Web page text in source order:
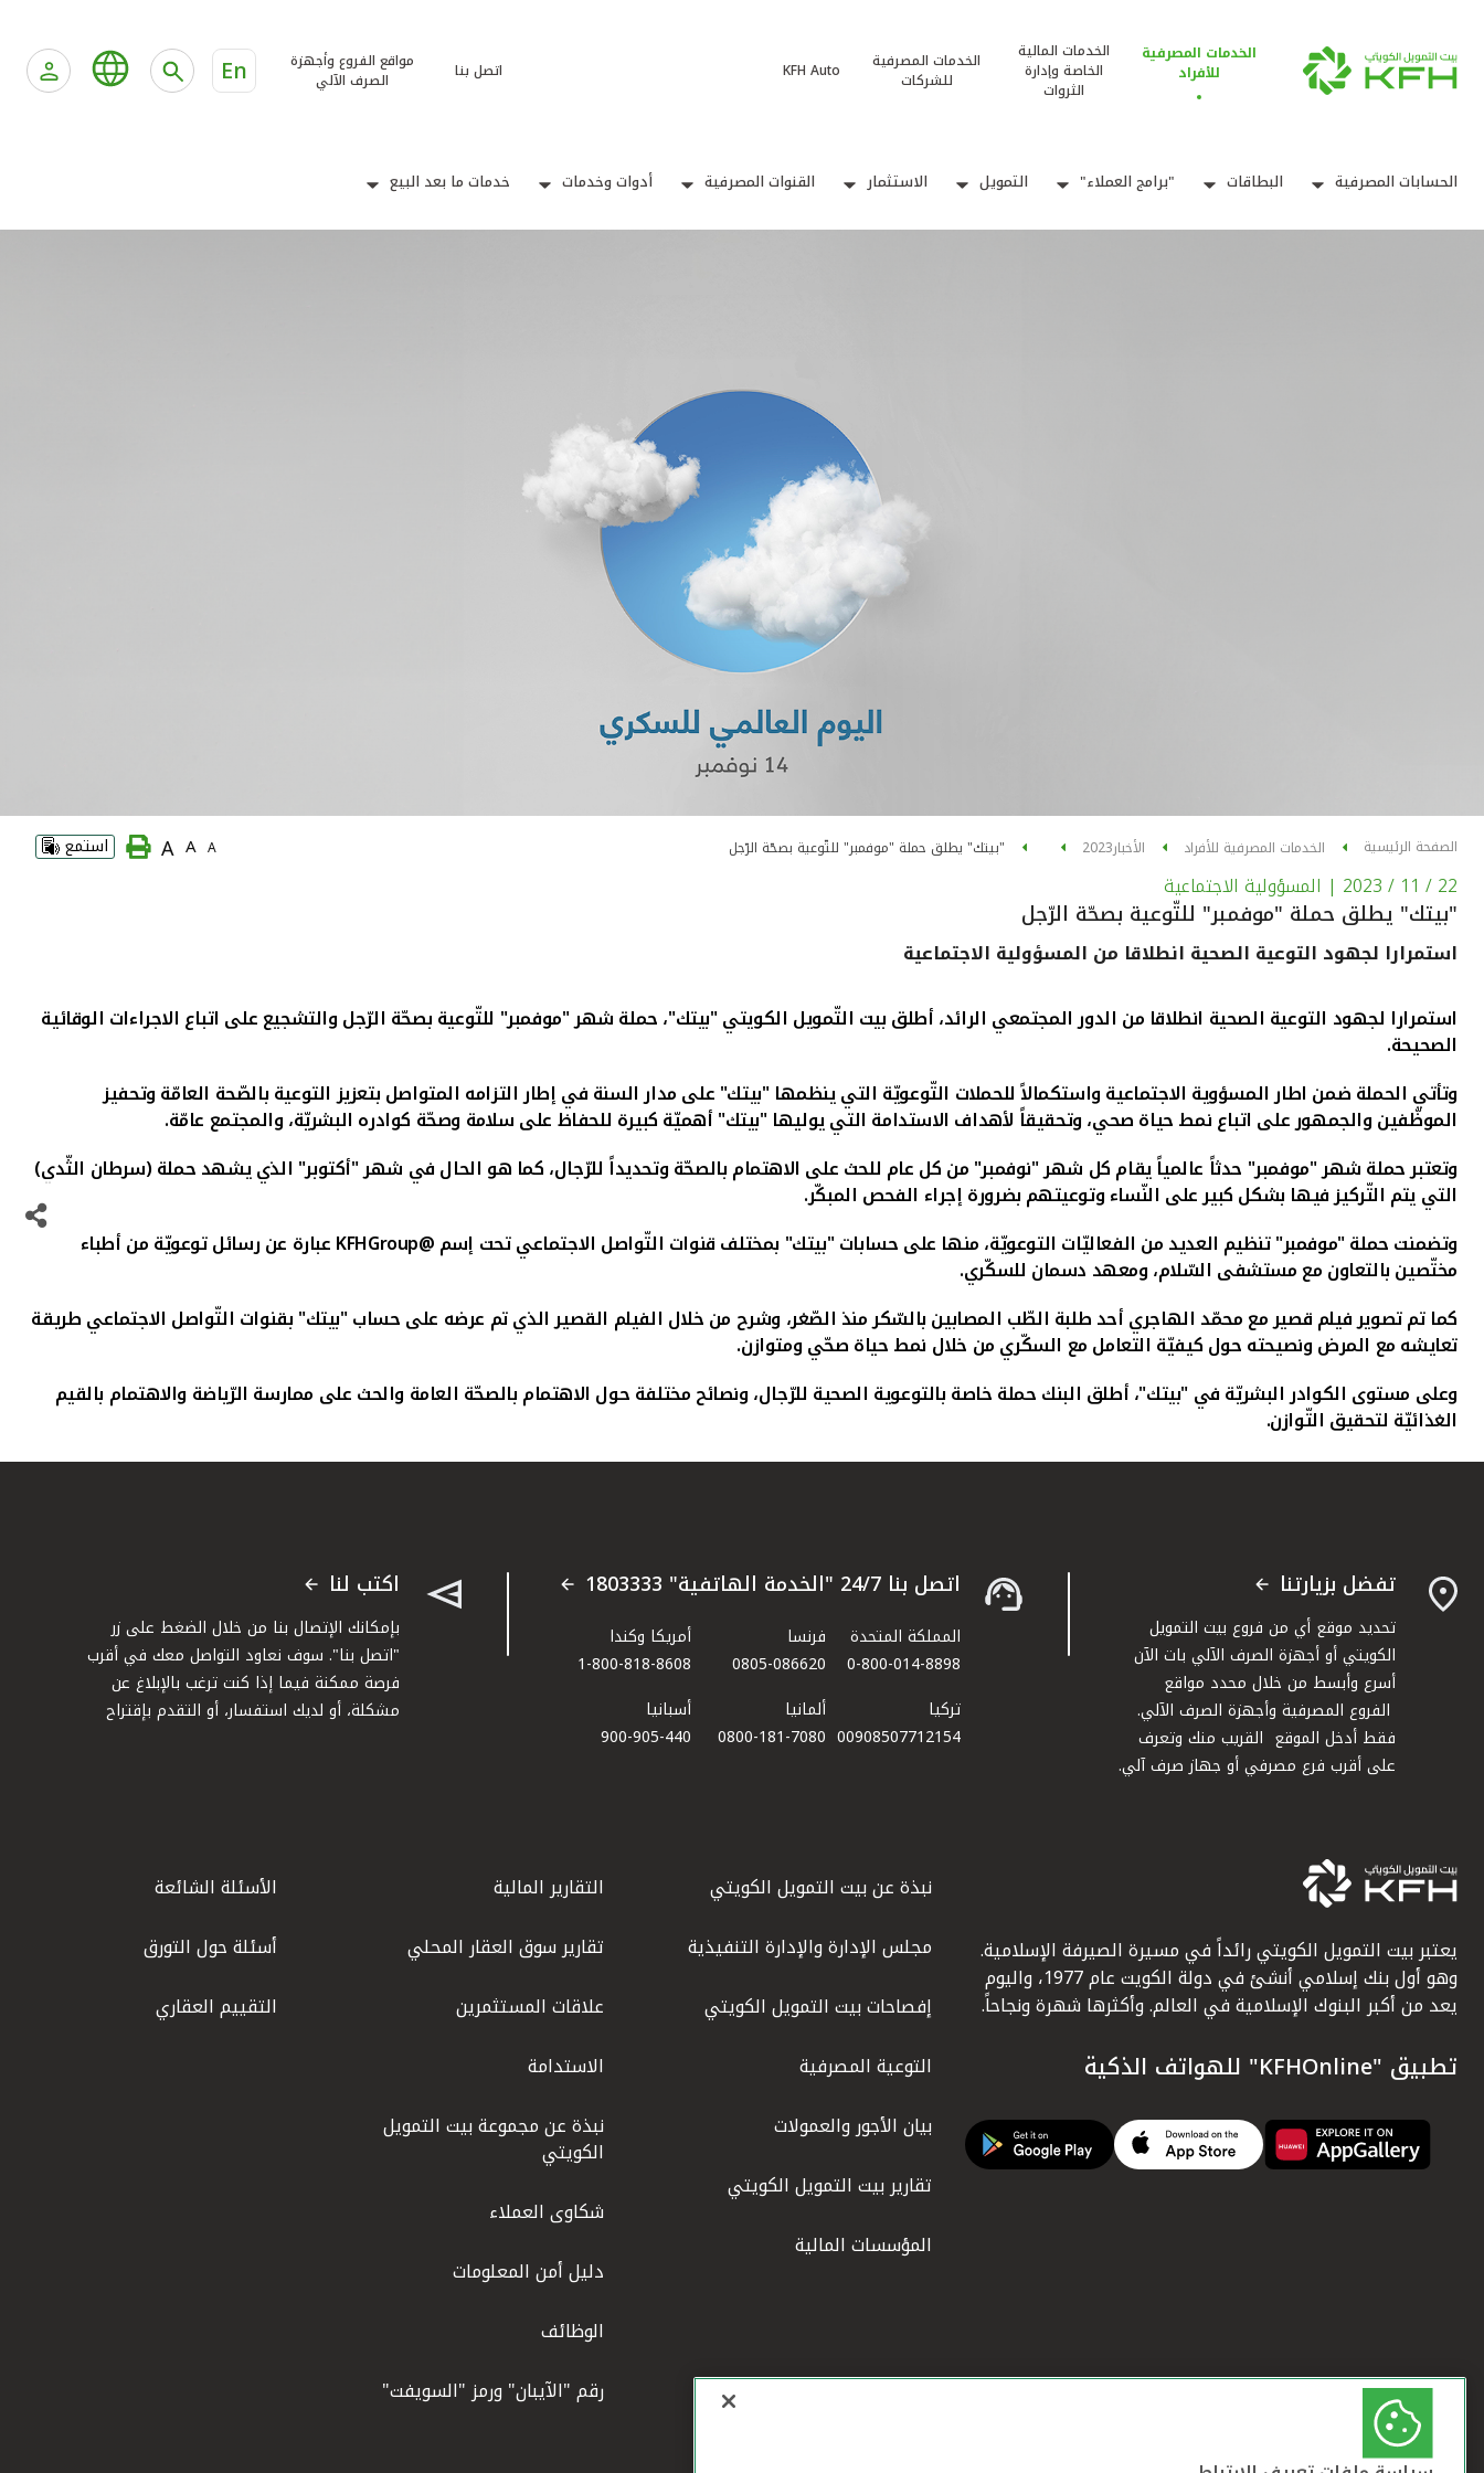
الخدمات المصرفية
للأفراد
الخدمات المالية
الخاصة وإدارة
الثروات
الخدمات المصرفية
للشركات
KFH Auto اتصل بنا
مواقع الفروع وأجهزة
الصرف الآلي
En
الحسابات المصرفية البطاقات "برامج العملاء" التمويل الاستثمار القنوات المصرفية أدوات وخدمات خدمات ما بعد البيع
الصفحة الرئيسية الخدمات المصرفية للأفراد الأخبار2023 "بيتك" يطلق حملة "موفمبر" للتّوعية بصحّة الرّجل A
A
A استمع
22 / 11 / 2023 | المسؤولية الاجتماعية
"بيتك" يطلق حملة "موفمبر" للتّوعية بصحّة الرّجل
استمرارا لجهود التوعية الصحية انطلاقا من المسؤولية الاجتماعية
استمرارا لجهود التوعية الصحية انطلاقا من الدور المجتمعي الرائد، أطلق بيت التّمويل الكويتي "بيتك"، حملة شهر "موفمبر" للتّوعية بصحّة الرّجلوالتشجيع على اتباع الاجراءات الوقائية
الصحيحة.
وتأتي الحملة ضمن اطار المسؤوية الاجتماعية واستكمالاً للحملات التّوعويّة التي ينظمها "بيتك" على مدار السنة في إطار التزامه المتواصل بتعزيز التوعية بالصّحة العامّة وتحفيز
الموظّفين والجمهور على اتباع نمط حياة صحي، وتحقيقاً لأهداف الاستدامة التي يوليها "بيتك" أهميّة كبيرة للحفاظ على سلامة وصحّة كوادره البشريّة، والمجتمع عامّة.
وتعتبر حملة شهر "موفمبر" حدثاً عالمياً يقام كل شهر "نوفمبر" من كل عام للحث على الاهتمام بالصحّة وتحديداً للرّجال، كما هو الحال في شهر "أكتوبر" الذي يشهد حملة (سرطان الثّدي)
التي يتم التّركيز فيها بشكل كبير على النّساء وتوعيتهم بضرورة إجراء الفحص المبكّر.
وتضمنت حملة "موفمبر" تنظيم العديد من الفعاليّات التوعويّة، منها على حسابات "بيتك" بمختلف قنوات التّواصل الاجتماعي تحت إسم@KFHGroup عبارة عن رسائل توعويّة من أطباء
مختّصين بالتعاون مع مستشفى السّلام، ومعهد دسمان للسكّري.
كما تم تصوير فيلم قصير مع محمّد الهاجري أحد طلبة الطّب المصابين بالسّكر منذ الصّغر، وشرح من خلال الفيلم القصير الذي تم عرضه على حساب "بيتك" بقنوات التّواصل الاجتماعي طريقة
تعايشه مع المرض ونصيحته حول كيفيّة التعامل مع السكّري من خلال نمط حياة صحّي ومتوازن.
وعلى مستوى الكوادر البشريّة في "بيتك"، أطلق البنك حملة خاصة بالتوعوية الصحية للرّجال، ونصائح مختلفة حول الاهتمام بالصحّة العامة والحث على ممارسة الرّياضة والاهتمام بالقيم
الغذائيّة لتحقيق التّوازن.
تفضل بزيارتنا
تحديد موقع أي من فروع بيت التمويل
الكويتي أو أجهزة الصرف الآلي بات الآن
أسرع وأبسط من خلال محدد مواقع
الفروع المصرفية وأجهزة الصرف الآلي.
فقط أدخل الموقع القريب منك وتعرف
على أقرب فرع مصرفي أو جهاز صرف آلي.
اتصل بنا 24/7 "الخدمة الهاتفية" 1803333
المملكة المتحدة
0-800-014-8898
فرنسا
0805-086620
أمريكا وكندا
1-800-818-8608
تركيا
00908507712154​
ألمانيا
0800-181-7080
أسبانيا
900-905-440
اكتب لنا
بإمكانك الإتصال بنا من خلال الضغط على زر
"اتصل بنا". سوف نعاود التواصل معك في أقرب
فرصة ممكنة فيما إذا كنت ترغب بالإبلاغ عن
مشكلة، أو لديك استفسار، أو التقدم بإقتراح
يعتبر بيت التمويل الكويتي رائداً في مسيرة الصيرفة الإسلامية.
وهو أول بنك إسلامي أنشئ في دولة الكويت عام 1977، واليوم
يعد من أكبر البنوك الإسلامية في العالم. وأكثرها شهرة ونجاحاً.
تطبيق "KFHOnline" للهواتف الذكية
نبذة عن بيت التمويل الكويتي
مجلس الإدارة والإدارة التنفيذية
إفصاحات بيت التمويل الكويتي
التوعية المصرفية
بيان الأجور والعمولات
تقارير بيت التمويل الكويتي
المؤسسات المالية
التقارير المالية
تقارير سوق العقار المحلي
علاقات المستثمرين
الاستدامة
نبذة عن مجموعة بيت التمويل
الكويتي
شكاوى العملاء
دليل أمن المعلومات
الوظائف
رقم "الآيبان" ورمز "السويفت"
الأسئلة الشائعة
أسئلة حول التورق
التقييم العقاري